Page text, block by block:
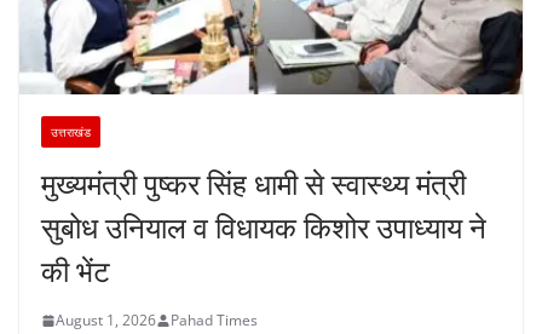
उत्तराखंड
मुख्यमंत्री पुष्कर सिंह धामी से स्वास्थ्य मंत्री
सुबोध उनियाल व विधायक किशोर उपाध्याय ने
की भेंट
August 1, 2026 Pahad Times